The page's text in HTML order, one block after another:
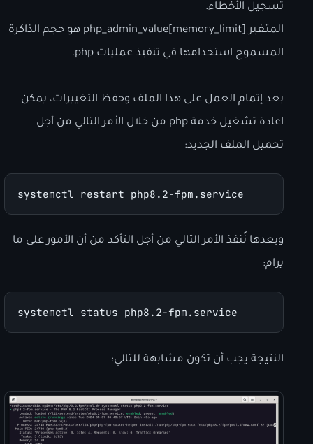
تسجيل الأخطاء.
المتغير php_admin_value[memory_limit] هو حجم الذاكرة
المسموح استخدامها في تنفيذ عمليات php.
بعد إتمام العمل على هذا الملف وحفظ التغييرات، يمكن
اعادة تشغيل خدمة php من خلال الأمر التالي من أجل
تحميل الملف الجديد:
systemctl restart php8.2-fpm.service
وبعدها نُنفذ الأمر التالي من أجل التأكد من أن الأمور على ما
يرام:
systemctl status php8.2-fpm.service
النتيجة يجب أن تكون مشابهة للتالي: